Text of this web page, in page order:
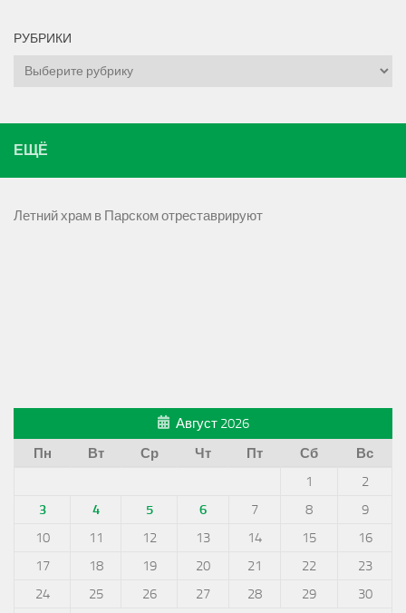
РУБРИКИ
Рубрики
ЕЩЁ
Летний храм в Парском отреставрируют
Август 2026
Пн
Вт Ср Чт Пт Сб
Вс
1
2
3
4 5 6 7 8
9
10
11 12 13 14 15
16
17
18 19 20 21 22
23
24
25 26 27 28 29
30